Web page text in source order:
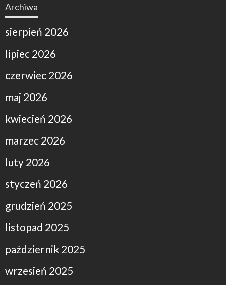
Archiwa
sierpień 2026
lipiec 2026
czerwiec 2026
maj 2026
kwiecień 2026
marzec 2026
luty 2026
styczeń 2026
grudzień 2025
listopad 2025
październik 2025
wrzesień 2025